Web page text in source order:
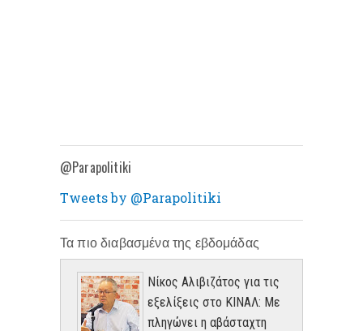
@Parapolitiki
Tweets by @Parapolitiki
Τα πιο διαβασμένα της εβδομάδας
Νίκος Αλιβιζάτος για τις
εξελίξεις στο ΚΙΝΑΛ: Με
πληγώνει η αβάσταχτη